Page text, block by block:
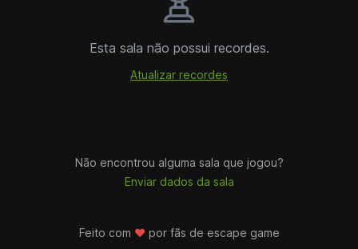
Esta sala não possui recordes.
Atualizar recordes
Não encontrou alguma sala que jogou?
Enviar dados da sala
Feito com ♥por fãs de escape game